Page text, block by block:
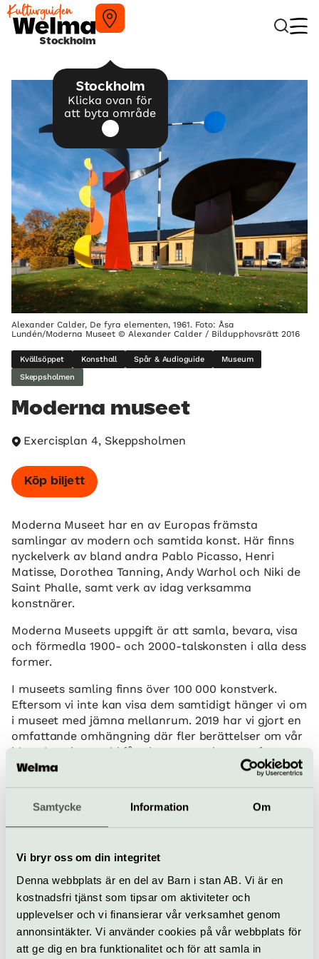
Samtycke Information Om
Vi bryr oss om din integritet
Denna webbplats är en del av Barn i stan AB. Vi är en
kostnadsfri tjänst som tipsar om aktiviteter och
upplevelser och vi finansierar vår verksamhet genom
annonsintäkter. Vi använder cookies på vår webbplats för
att ge dig en bra funktionalitet och för att samla in
Stockholm
Stockholm
Klicka ovan för
att byta område
Alexander Calder, De fyra elementen, 1961. Foto: Åsa
Lundén/Moderna Museet © Alexander Calder / Bildupphovsrätt 2016
Kvällsöppet Konsthall Spår & Audioguide
Museum
Skeppsholmen
Moderna museet
Exercisplan 4, Skeppsholmen
Köp biljett
Moderna Museet har en av Europas främsta
samlingar av modern och samtida konst. Här finns
nyckelverk av bland andra Pablo Picasso, Henri
Matisse, Dorothea Tanning, Andy Warhol och Niki de
Saint Phalle, samt verk av idag verksamma
konstnärer.
Moderna Museets uppgift är att samla, bevara, visa
och förmedla 1900- och 2000-talskonsten i alla dess
former.
I museets samling finns över 100 000 konstverk.
Eftersom vi inte kan visa dem samtidigt hänger vi om
i museet med jämna mellanrum. 2019 har vi gjort en
omfattande omhängning där fler berättelser om vår
historia och samtid får chansen att komma fram.
Det är fri entré till Moderna museets
Genomaudioguiden
får du veta mer om museets
rika samling, tillfälliga utställningar och skulpturer
Stockholms bästa utsikt! Oavsett om du är sugen på
en rejäl lunch, en frisk kombucha eller en croissant
till espresson kommer du inte bli besviken. Hos oss
finns flera alternativ och du kan välja mellan
Restaurangen, Kaffebaren, Baren och Café Blom.